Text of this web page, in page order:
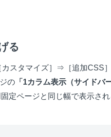
る
スタマイズ］⇒［追加CSS
の 「1カラム表示（サイドバ
定ページと同じ幅で表示さ